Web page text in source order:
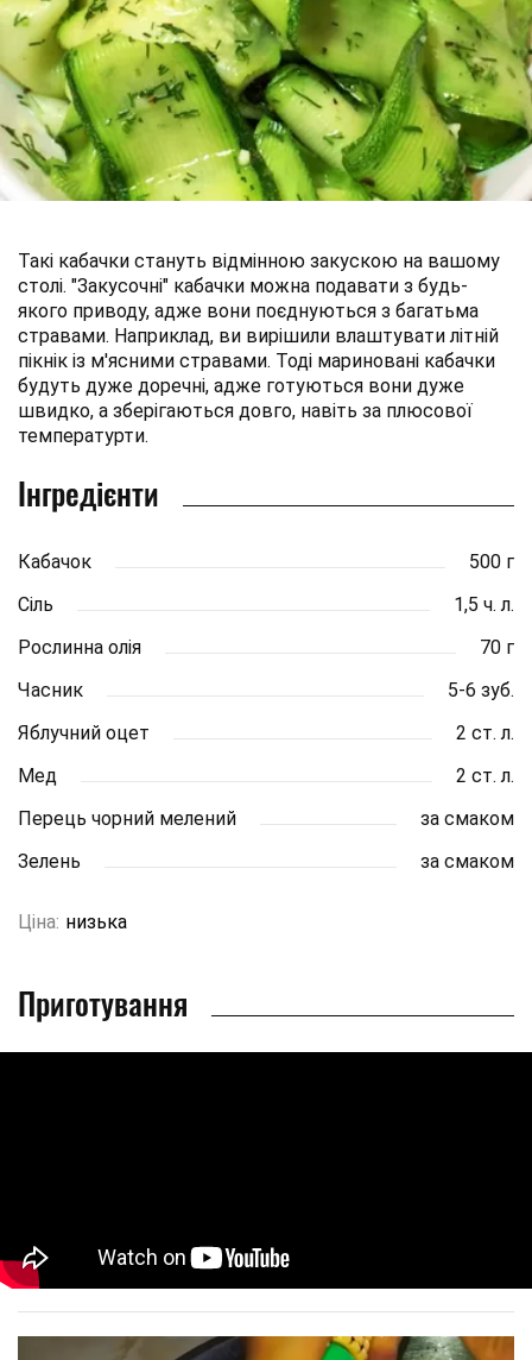
Такі кабачки стануть відмінною закускою на вашому
столі. "Закусочні" кабачки можна подавати з будь-
якого приводу, адже вони поєднуються з багатьма
стравами. Наприклад, ви вирішили влаштувати літній
пікнік із м'ясними стравами. Тоді мариновані кабачки
будуть дуже доречні, адже готуються вони дуже
швидко, а зберігаються довго, навіть за плюсової
температурти.
Інгредієнти
Кабачок
500 г
Сіль
1,5 ч. л.
Рослинна олія
70 г
Часник
5-6 зуб.
Яблучний оцет
2 ст. л.
Мед
2 ст. л.
Перець чорний мелений
за смаком
Зелень
за смаком
Ціна: низька
Приготування